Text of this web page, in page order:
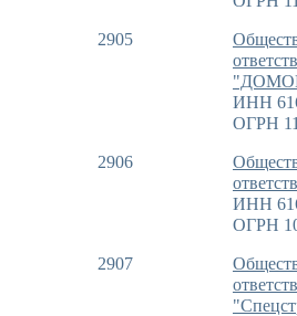
2905
ИНН
ОГРН
2906
ИНН
ОГРН
2907